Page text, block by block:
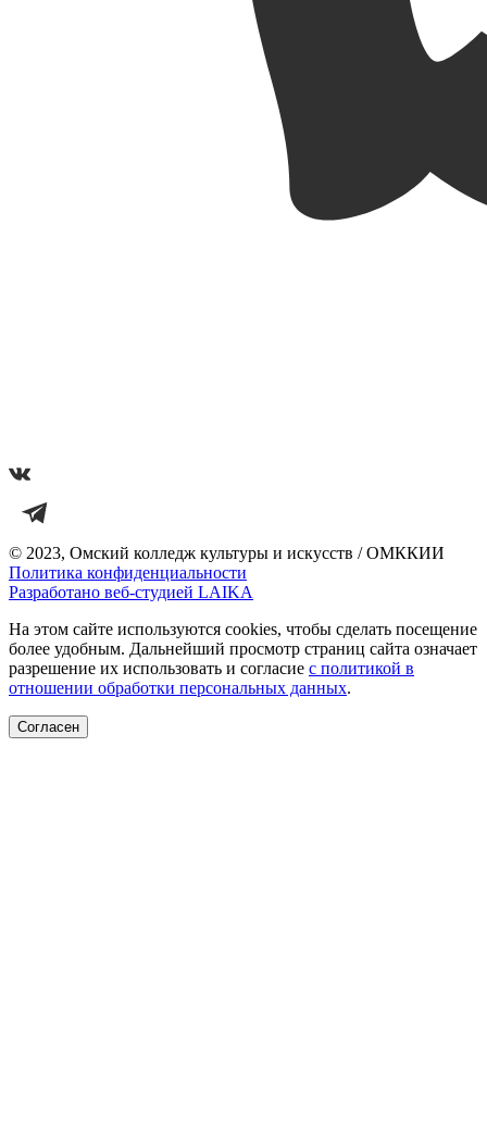
© 2023, Омский колледж культуры и искусств / ОМККИИ
Политика конфиденциальности
Разработано веб-студией LAIKA
На этом сайте используются cookies, чтобы сделать посещение
более удобным. Дальнейший просмотр страниц сайта означает
разрешение их использовать и согласие с политикой в
отношении обработки персональных данных.
Согласен